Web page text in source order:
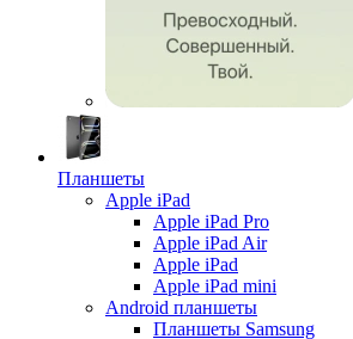
Планшеты
Apple iPad
Apple iPad Pro
Apple iPad Air
Apple iPad
Apple iPad mini
Android планшеты
Планшеты Samsung